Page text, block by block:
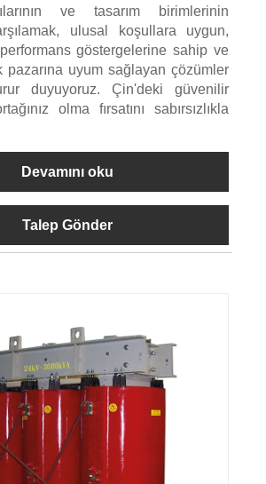
ve tasarım birimlerinin
ulusal koşullara uygun,
göstergelerine sahip ve
pazarına uyum sağlayan çözümler
duyuyoruz. Çin'deki güvenilir
olma fırsatını sabırsızlıkla
Devamını oku
Talep Gönder